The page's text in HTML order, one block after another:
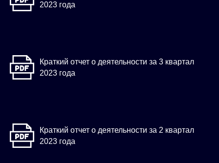
2023 года
Краткий отчет о деятельности за 3 квартал
2023 года
Краткий отчет о деятельности за 2 квартал
2023 года